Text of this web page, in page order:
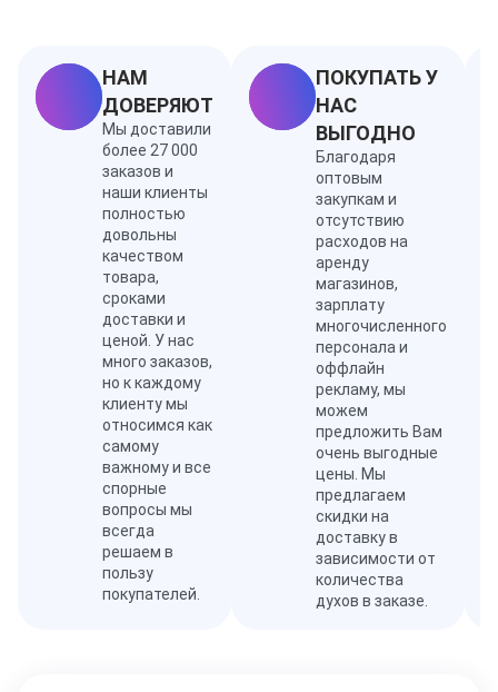
НАМ
ДОВЕРЯЮТ
Мы доставили
более 27 000
заказов и
наши клиенты
полностью
довольны
качеством
товара,
сроками
доставки и
ценой. У нас
много заказов,
но к каждому
клиенту мы
относимся как
самому
важному и все
спорные
вопросы мы
всегда
решаем в
пользу
покупателей.
ПОКУПАТЬ У
НАС
ВЫГОДНО
Благодаря
оптовым
закупкам и
отсутствию
расходов на
аренду
магазинов,
зарплату
многочисленного
персонала и
оффлайн
рекламу, мы
можем
предложить Вам
очень выгодные
цены. Мы
предлагаем
скидки на
доставку в
зависимости от
количества
духов в заказе.